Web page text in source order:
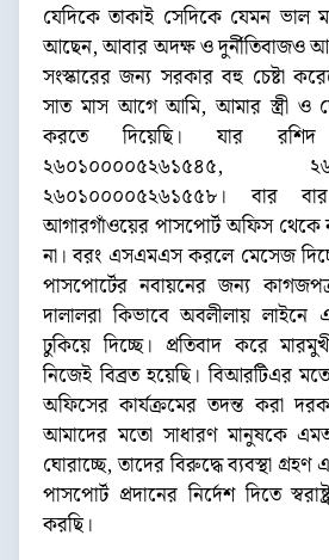
যেদিকে তাকাই সেদিকে যেমন ভাল
আছেন, আবার অদক্ষ ও দুর্নীতিবাজও
সংস্কারের জন্য সরকার বহু চেষ্টা
সাত মাস আগে আমি, আমার স্ত্রী ও
করতে দিয়েছি। যার
২৬০১০০০০৫২৬১৫৪৫,
২৬০১০০০০৫২৬১৫৫৮। বার
আগারগাঁওয়ের পাসপোর্ট অফিস থেকে
না। বরং এসএমএস করলে মেসেজ
পাসপোর্টের নবায়নের জন্য
দালালরা কিভাবে অবলীলায়
ঢুকিয়ে দিচ্ছে। প্রতিবাদ করে
নিজেই বিব্রত হয়েছি। বিআরটিএর
অফিসের কার্যক্রমের তদন্ত করা
আমাদের মতো সাধারণ মানুষকে
ঘোরাচ্ছে, তাদের বিরুদ্ধে ব্যবস্থা
পাসপোর্ট প্রদানের নির্দেশ দিতে
করছি।